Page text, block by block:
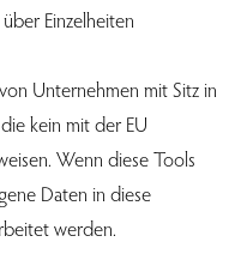
Einzelheiten
Unternehmen mit Sitz in
kein mit der EU
Wenn diese Tools
Daten in diese
werden.